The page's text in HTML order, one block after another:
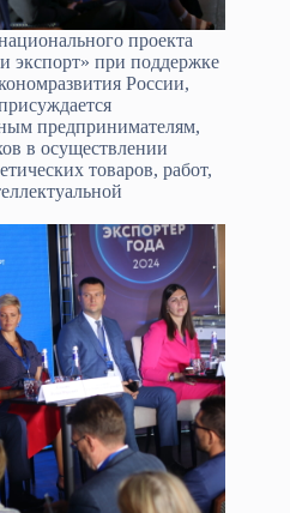
проекта
экспорт» при поддержке
России,
предпринимателям,
в осуществлении
товаров, работ,